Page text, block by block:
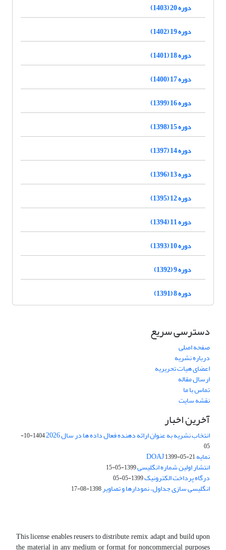
دوره 20 (1403)
دوره 19 (1402)
دوره 18 (1401)
دوره 17 (1400)
دوره 16 (1399)
دوره 15 (1398)
دوره 14 (1397)
دوره 13 (1396)
دوره 12 (1395)
دوره 11 (1394)
دوره 10 (1393)
دوره 9 (1392)
دوره 8 (1391)
دسترسی سریع
صفحه اصلی
درباره نشریه
اعضای هیات تحریریه
ارسال مقاله
تماس با ما
نقشه سایت
آخرین اخبار
انتخاب نشریه به عنوان ارائه دهنده فعال داده ها در سال 2026
1404-10-
05
نمایه DOAJ1399-05-21
انتشار اولین شماره انگلیسی1399-05-15
درگاه پرداخت الکترونیک1399-05-05
انگلیسی سازی جداول، نمودارها و تصاویر1398-08-17
This license enables reusers to distribute, remix, adapt, and build upon
the material in any medium or format for noncommercial purposes